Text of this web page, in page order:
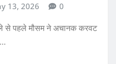
13, 2026 0
से पहले मौसम ने अचानक करवट